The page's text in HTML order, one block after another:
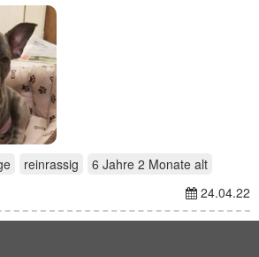
reinrassig 6 Jahre 2 Monate alt
24.04.22